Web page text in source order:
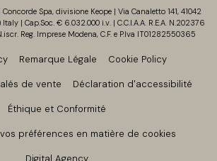
Spa, divisione Keope | Via Canaletto 141, 41042
| Cap.Soc. € 6.032.000 i.v. | C.C.I.A.A. R.E.A. N.202376
Reg. Imprese Modena, C.F. e P.Iva IT01282550365
Remarque Légale Cookie Policy
de vente Déclaration d'accessibilité
Éthique et Conformité
préférences en matière de cookies
Digital Agency